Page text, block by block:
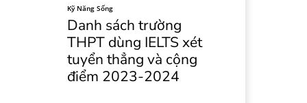
Kỹ Năng Sống
Danh sách trường
THPT dùng IELTS xét
tuyển thẳng và cộng
điểm 2023-2024